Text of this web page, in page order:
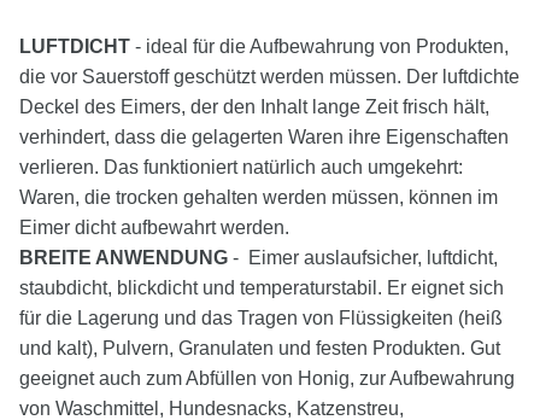
LUFTDICHT - ideal für die Aufbewahrung von Produkten,
die vor Sauerstoff geschützt werden müssen. Der luftdichte
Deckel des Eimers, der den Inhalt lange Zeit frisch hält,
verhindert, dass die gelagerten Waren ihre Eigenschaften
verlieren. Das funktioniert natürlich auch umgekehrt:
Waren, die trocken gehalten werden müssen, können im
Eimer dicht aufbewahrt werden.
BREITE ANWENDUNG - Eimer auslaufsicher, luftdicht,
staubdicht, blickdicht und temperaturstabil. Er eignet sich
für die Lagerung und das Tragen von Flüssigkeiten (heiß
und kalt), Pulvern, Granulaten und festen Produkten. Gut
geeignet auch zum Abfüllen von Honig, zur Aufbewahrung
von Waschmittel, Hundesnacks, Katzenstreu,